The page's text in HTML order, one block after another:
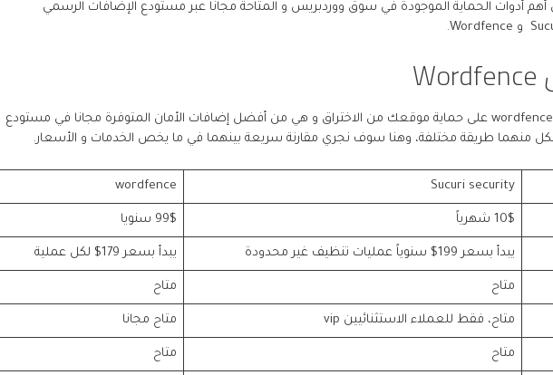
أدوات الحماية الموجودة في سوق ووردبريس و المتاحة مجانا عبر مستودع الإضافات الرسمي
تساعدك كل من sucuri و wordfence على حماية موقعك من الاختراق و هي من أفضل إضافات الأمان المتوفرة مجانا في مستودع
منهما طريقة مختلفة، وهنا سوف نجري مقارنة سريعة بينهما في ما يخص الخدمات و الأسعار.
Sucuri security
wordfence
10$ شهرياً 99$ سنويا
يبدأ بسعر 199$ سنوياً عمليات تنظيف غير محدودة يبدأ بسعر 179$ لكل عملية
متاح متاح
متاح، فقط للعملاء الاستثنائيين vip متاح مجانا
متاح متاح